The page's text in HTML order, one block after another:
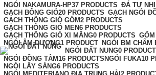
NGÓI NAKAMURA-HP37 PRODUCTS ĐÁ TỰ
GẠCH BÔNG GIÓ20 PRODUCTS GẠCH NGÓI
GẠCH THÔNG GIÓ GỐM2 PRODUCTS
GẠCH THÔNG GIÓ MEN6 PRODUCTS
GẠCH THÔNG GIÓ XI MĂNG0 PRODUCTS
NGÓI ÂM DƯƠNG1 PRODUCT NGÓI BM CHẤM
NGÓI ĐẤT NUNG0
NGÓI ĐỒNG TÂM 16 PRODUCTS NGÓI FUKA10
NGÓI LẤY SÁNG6 PRODUCTS